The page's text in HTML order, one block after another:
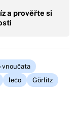
a prověřte si
vnoučata
lečo
Görlitz